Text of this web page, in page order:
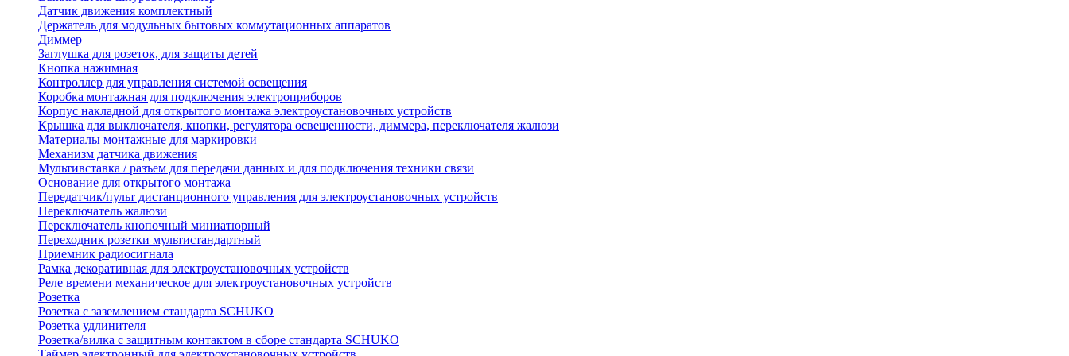
Датчик движения комплектный
Держатель для модульных бытовых коммутационных аппаратов
Диммер
Заглушка для розеток, для защиты детей
Кнопка нажимная
Контроллер для управления системой освещения
Коробка монтажная для подключения электроприборов
Корпус накладной для открытого монтажа электроустановочных устройств
Крышка для выключателя, кнопки, регулятора освещенности, диммера, переключателя жалюзи
Материалы монтажные для маркировки
Механизм датчика движения
Мультивставка / разъем для передачи данных и для подключения техники связи
Основание для открытого монтажа
Передатчик/пульт дистанционного управления для электроустановочных устройств
Переключатель жалюзи
Переключатель кнопочный миниатюрный
Переходник розетки мультистандартный
Приемник радиосигнала
Рамка декоративная для электроустановочных устройств
Реле времени механическое для электроустановочных устройств
Розетка
Розетка с заземлением стандарта SCHUKO
Розетка удлинителя
Розетка/вилка с защитным контактом в сборе стандарта SCHUKO